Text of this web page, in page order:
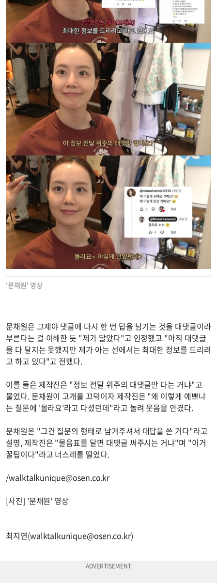
'문채원' 영상
문채원은 그제야 댓글에 다시 한 번 답을 남기는 것을 대댓글이라
부른다는 걸 이해한 듯 "제가 달았다"고 인정했고 "아직 대댓글
을 다 달지는 못했지만 제가 아는 선에서는 최대한 정보를 드리려
고 하고 있다"고 전했다.
이를 들은 제작진은 "정보 전달 위주의 대댓글만 다는 거냐"고
물었다. 문채원이 고개를 끄덕이자 제작진은 "왜 이렇게 예쁘냐
는 질문에 '몰라요'라고 다셨던데"라고 놀려 웃음을 안겼다.
문채원은 "그건 질문의 형태로 남겨주셔서 대답을 쓴 거다"라고
설명, 제작진은 "물음표를 달면 대댓글 써주시는 거냐"며 "이거
꿀팁이다"라고 너스레를 떨었다.
/walktalkunique@osen.co.kr
[사진] '문채원' 영상
최지연(walktalkunique@osen.co.kr)